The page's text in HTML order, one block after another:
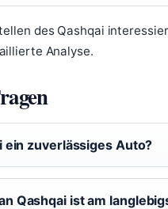
des Qashqai
Analyse.
ein zuverlässiges Auto?
Qashqai ist am